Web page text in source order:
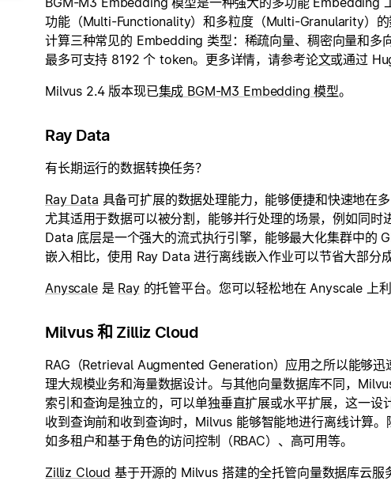
功能（Multi-Functionality）和多粒度（Multi-Granularity）
计算三种常见的 Embedding 类型：稀疏向量、稠密向量和
最多可支持 8192 个 token。更多详情，请参考论文或通过
Milvus 2.4 版本现已集成 BGM-M3 Embedding 模型。
Ray Data
有长期运行的数据转换任务？
Ray Data 具备可扩展的数据处理能力，能够便捷和快速地在
尤其适用于数据可以被分割，能够并行处理的场景，例如同
Data 底层是一个强大的流式执行引擎，能够最大化集群中的
嵌入相比，使用 Ray Data 进行离线嵌入作业可以节省大部分成
Anyscale是 Ray的托管平台。您可以轻松地在 Anyscale 上
Milvus 和 Zilliz Cloud
RAG（Retrieval Augmented Generation）应用之所以能够迅
理大规模业务和海量数据设计。与其他向量数据库不同，
索引和查询是独立的，可以单独垂直扩展或水平扩展，这一
收到查询前和收到查询时，Milvus 能够智能地进行离线计算
如多租户和基于角色的访问控制（RBAC）、高可用等。
Zilliz Cloud 基于开源的 Milvus 搭建的全托管向量数据库云服